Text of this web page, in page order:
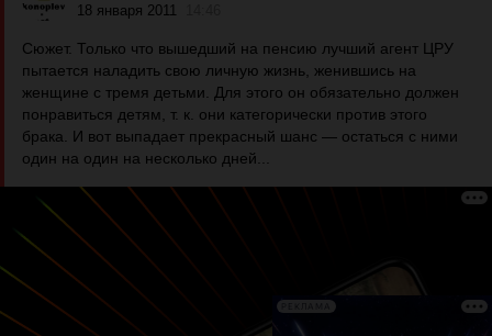
18 января 2011
Сюжет. Только что вышедший на пенсию лучший агент ЦРУ
пытается наладить свою личную жизнь, женившись на
женщине с тремя детьми. Для этого он обязательно должен
понравиться детям, т. к. они категорически против этого
брака. И вот выпадает прекрасный шанс — остаться с ними
один на один на несколько дней...